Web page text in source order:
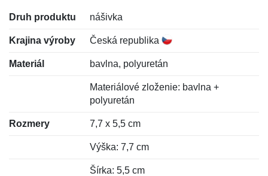
Druh produktu nášivka
Krajina výroby Česká republika
Materiál bavlna, polyuretán
Materiálové zloženie: bavlna +
polyuretán
Rozmery 7,7 x 5,5 cm
Výška: 7,7 cm
Šírka: 5,5 cm